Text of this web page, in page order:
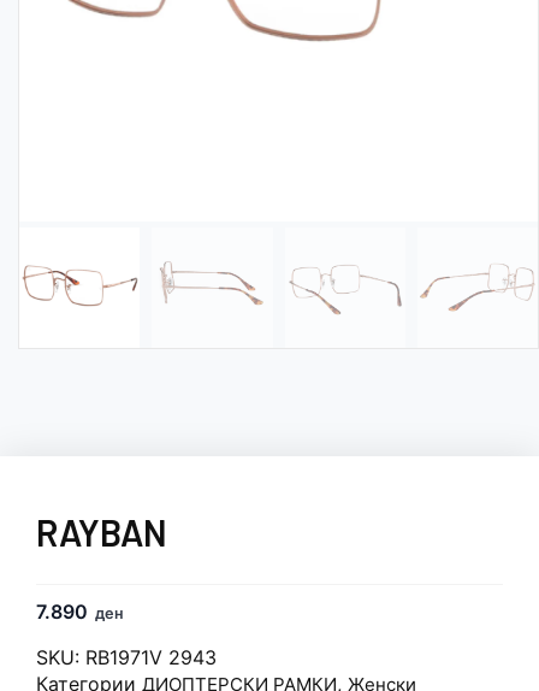
RAYBAN
7.890 ден
SKU: RB1971V 2943
Категории ДИОПТЕРСКИ РАМКИ, Женски